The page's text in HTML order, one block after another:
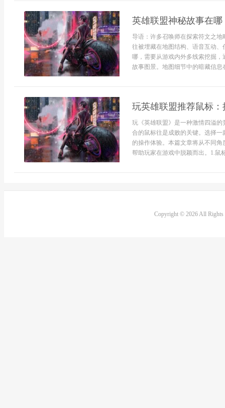
英雄联盟神秘故事在哪
导语：许多召唤师在探索符文之
往被埋藏在地图结构、语音互动
哪，需要从游戏内外多线索挖掘
故事图景。地图细节中的暗藏信
玩英雄联盟推荐鼠标
玩《英雄联盟》是一种激情四溢
合的鼠标往是成败的关键。选择
的操作体验。本篇文章将从不同
帮助玩家在游戏中脱颖而出。1.鼠
Copyright © 2026 All